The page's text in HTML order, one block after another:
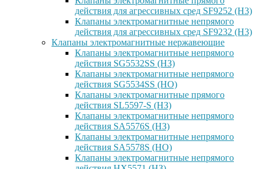
действия для агрессивных сред SF9252 (H3)
Клапаны электромагнитные непрямого
действия для агрессивных сред SF9232 (H3)
Клапаны электромагнитные нержавеющие
Клапаны электромагнитные непрямого
действия SG5532SS (НЗ)
Клапаны электромагнитные непрямого
действия SG5534SS (НО)
Клапаны электромагнитные прямого
действия SL5597-S (НЗ)
Клапаны электромагнитные непрямого
действия SA5576S (НЗ)
Клапаны электромагнитные непрямого
действия SA5578S (НО)
Клапаны электромагнитные непрямого